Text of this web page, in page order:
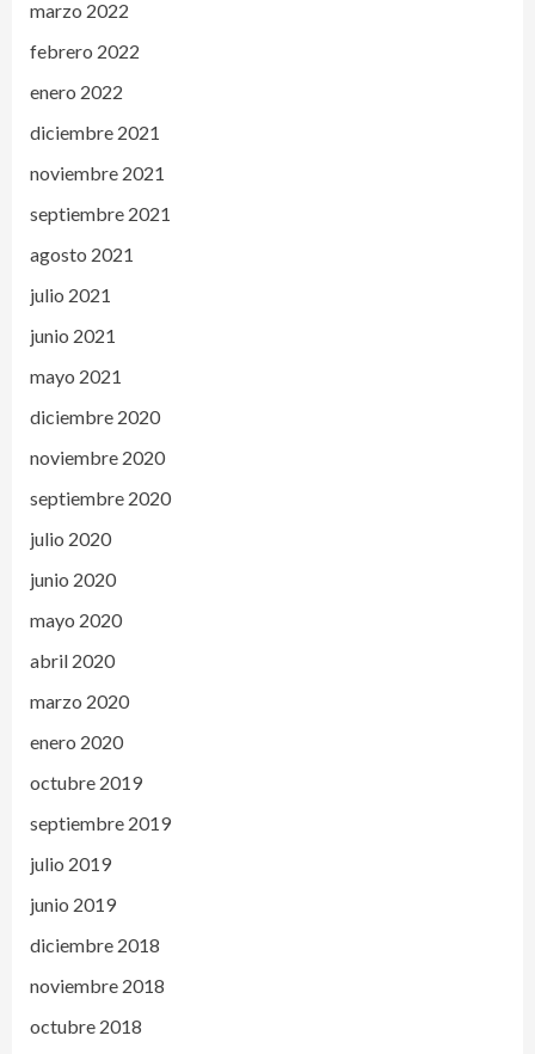
marzo 2022
febrero 2022
enero 2022
diciembre 2021
noviembre 2021
septiembre 2021
agosto 2021
julio 2021
junio 2021
mayo 2021
diciembre 2020
noviembre 2020
septiembre 2020
julio 2020
junio 2020
mayo 2020
abril 2020
marzo 2020
enero 2020
octubre 2019
septiembre 2019
julio 2019
junio 2019
diciembre 2018
noviembre 2018
octubre 2018